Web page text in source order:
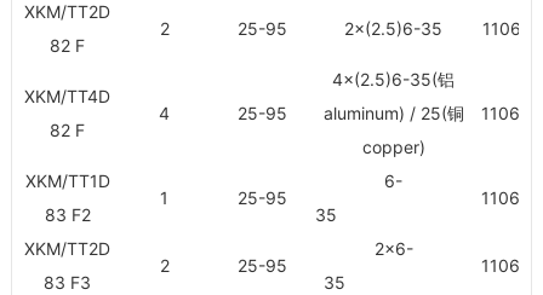
XKM/TT2D
82 F
2 25-95 2×(2.5)6-35 110661
XKM/TT4D
82 F
4 25-95
4×(2.5)6-35(铝
aluminum) / 25(铜
copper)
110662
XKM/TT1D
83 F2
1 25-95
6-
35
110663
XKM/TT2D
83 F3
2 25-95
2×6-
35
110664